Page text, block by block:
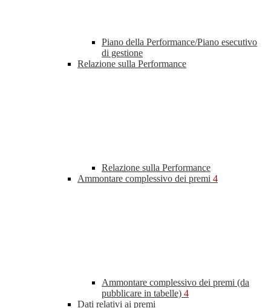
Piano della Performance/Piano esecutivo
di gestione
Relazione sulla Performance
Relazione sulla Performance
Ammontare complessivo dei premi 4
Ammontare complessivo dei premi (da
pubblicare in tabelle) 4
Dati relativi ai premi